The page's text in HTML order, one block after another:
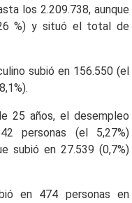
los 2.209.738, aunque
%) y situó el total de
subió en 156.550 (el
25 años, el desempleo
personas (el 5,27%)
subió en 27.539 (0,7%)
en 474 personas en